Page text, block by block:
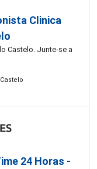
Clinica
Castelo. Junte-se a
24 Horas -